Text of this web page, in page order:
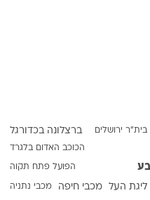
בית"ר ירושלים ברצלונה בכדורגל
הכוכב האדום בלגרד
הפועל פתח תקוה
ליגת העל מכבי חיפה מכבי נתניה